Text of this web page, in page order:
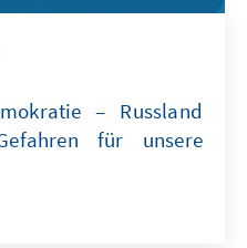
– Russland
für unsere